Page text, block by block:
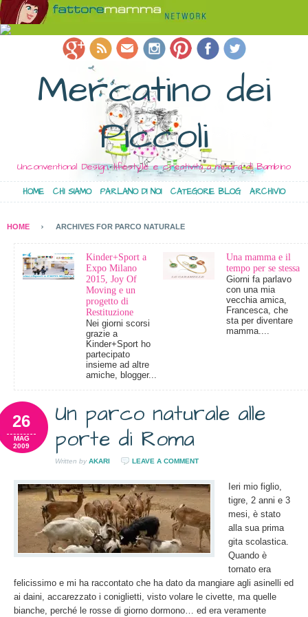
Mercatino dei
Piccoli
Unconventional Design, lifestyle e creatività a misura di Bambino
HOME CHI SIAMO PARLANO DI NOI CATEGORIE BLOG ARCHIVIO
HOME ARCHIVES FOR PARCO NATURALE
Kinder+Sport a
Expo Milano
2015, Joy Of
Moving e un
progetto di
Restituzione
Nei giorni scorsi
grazie a
Kinder+Sport ho
partecipato
insieme ad altre
amiche, blogger...
Una mamma e il
tempo per se stessa
Giorni fa parlavo
con una mia
vecchia amica,
Francesca, che
sta per diventare
mamma....
Un parco naturale alle
porte di Roma
26
MAG
2009
Written by AKARI LEAVE A COMMENT
Ieri mio figlio,
tigre, 2 anni e 3
mesi, è stato
alla sua prima
gita scolastica.
Quando è
tornato era
felicissimo e mi ha raccontato che ha dato da mangiare agli asinelli ed
ai daini, accarezzato i coniglietti, visto volare le civette, ma quelle
bianche, perché le rosse di giorno dormono… ed era veramente